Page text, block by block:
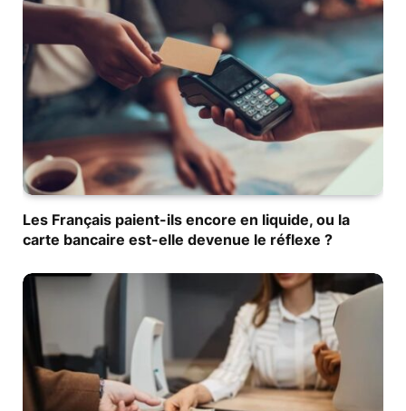
Les Français paient-ils encore en liquide, ou la
carte bancaire est-elle devenue le réflexe ?